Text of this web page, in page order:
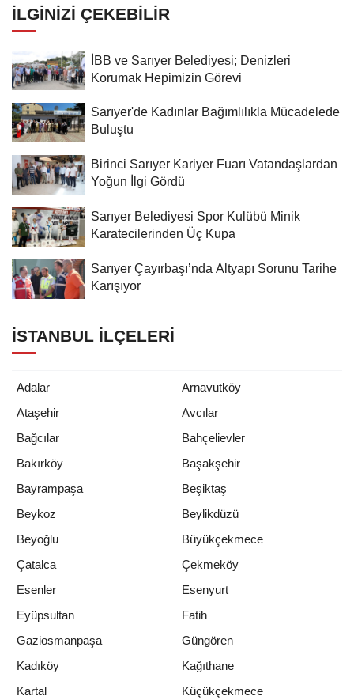
İLGINIZI ÇEKEBILIR
İBB ve Sarıyer Belediyesi; Denizleri
Korumak Hepimizin Görevi
Sarıyer'de Kadınlar Bağımlılıkla Mücadelede
Buluştu
Birinci Sarıyer Kariyer Fuarı Vatandaşlardan
Yoğun İlgi Gördü
Sarıyer Belediyesi Spor Kulübü Minik
Karatecilerinden Üç Kupa
Sarıyer Çayırbaşı’nda Altyapı Sorunu Tarihe
Karışıyor
İSTANBUL İLÇELERI
Adalar
Arnavutköy
Ataşehir
Avcılar
Bağcılar
Bahçelievler
Bakırköy
Başakşehir
Bayrampaşa
Beşiktaş
Beykoz
Beylikdüzü
Beyoğlu
Büyükçekmece
Çatalca
Çekmeköy
Esenler
Esenyurt
Eyüpsultan
Fatih
Gaziosmanpaşa
Güngören
Kadıköy
Kağıthane
Kartal
Küçükçekmece